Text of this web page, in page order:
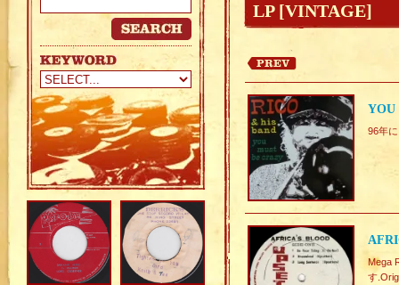
LP [VINTAGE]
YOU
96年
Mega
す